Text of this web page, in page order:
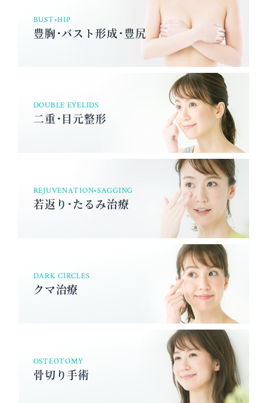
BUST•HIP
豊胸･バスト形成･豊尻
DOUBLE EYELIDS
二重･目元整形
REJUVENATION•SAGGING
若返り･たるみ治療
DARK CIRCLES
クマ治療
OSTEOTOMY
骨切り手術